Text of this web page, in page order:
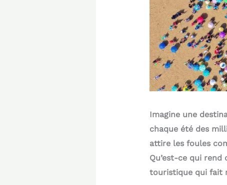
Imagine une
chaque été des
attire les foules
Qu’est-ce qui
touristique qui fait